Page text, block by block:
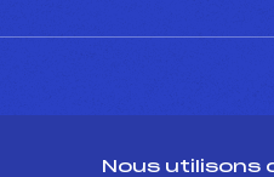
Nous utilisons